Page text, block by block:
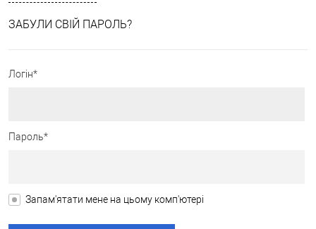
ЗАБУЛИ СВІЙ ПАРОЛЬ?
Логін*
Пароль*
Запам'ятати мене на цьому комп'ютері